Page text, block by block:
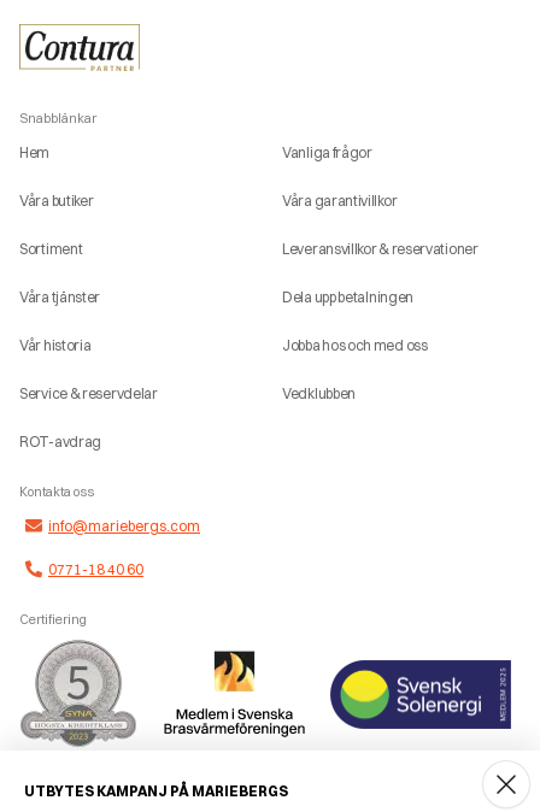
Snabblänkar
Hem
Våra butiker
Sortiment
Våra tjänster
Vår historia
Service & reservdelar
ROT-avdrag
Vanliga frågor
Våra garantivillkor
Leveransvillkor & reservationer
Dela upp betalningen
Jobba hos och med oss
Vedklubben
Kontakta oss
info@mariebergs.com
0771-18 40 60
Certifiering
Smidig betalning
UTBYTES KAMPANJ PÅ MARIEBERGS